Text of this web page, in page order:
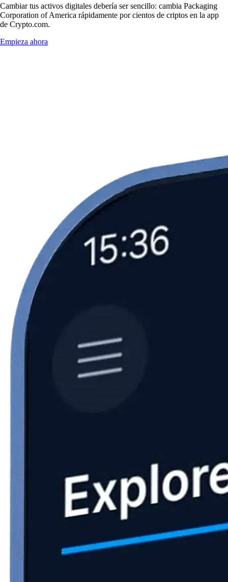
Cambiar tus activos digitales debería ser sencillo: cambia Packaging
Corporation of America rápidamente por cientos de criptos en la app
de Crypto.com.
Empieza ahora